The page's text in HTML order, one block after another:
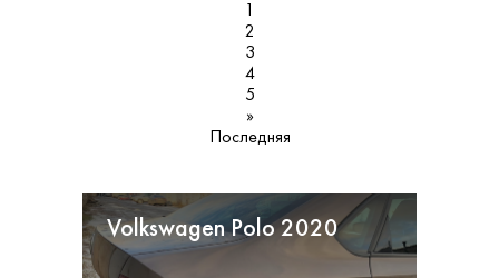
1
2
3
4
5
»
Последняя
Volkswagen Polo 2020